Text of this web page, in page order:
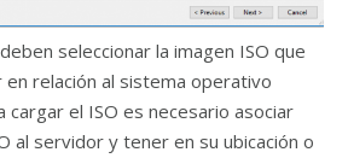
seleccionar la imagen ISO que
en relación al sistema operativo
cargar el ISO es necesario asociar
al servidor y tener en su ubicación o